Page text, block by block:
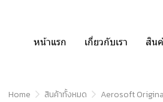
หน้าแรก เกี่ยวกับเรา สิน
Home สินค้าทั้งหมด Aerosoft